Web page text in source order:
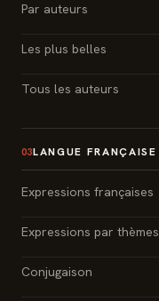
Par auteurs
Les plus belles
Tous les auteurs
03LANGUE FRANÇAISE
Expressions françaises
Expressions par thèmes
Conjugaison